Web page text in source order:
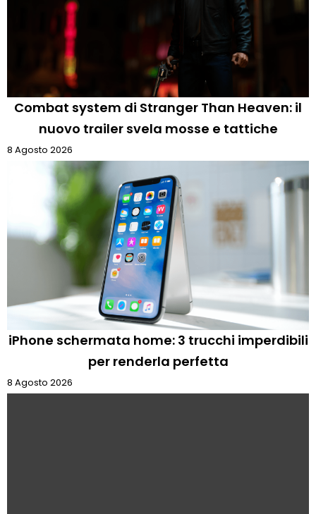
Combat system di Stranger Than Heaven: il
nuovo trailer svela mosse e tattiche
8 Agosto 2026
iPhone schermata home: 3 trucchi imperdibili
per renderla perfetta
8 Agosto 2026